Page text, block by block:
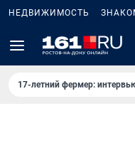
НЕДВИЖИМОСТЬ
17-летний фермер: